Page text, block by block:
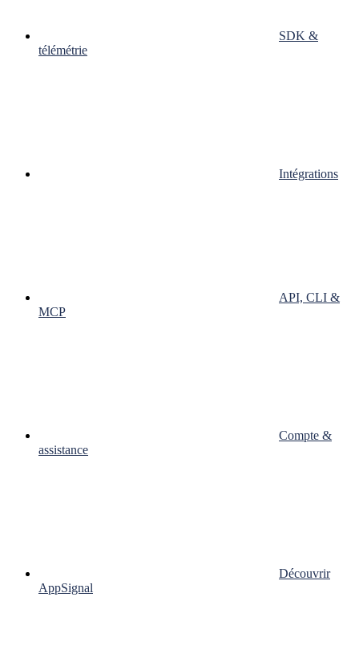
SDK &
télémétrie
Intégrations
API, CLI &
MCP
Compte &
assistance
Découvrir
AppSignal